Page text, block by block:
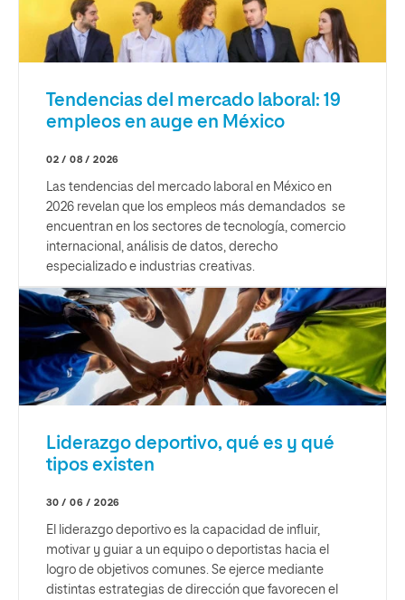
Tendencias del mercado laboral: 19
empleos en auge en México
02 / 08 / 2026
Las tendencias del mercado laboral en México en
2026 revelan que los empleos más demandados se
encuentran en los sectores de tecnología, comercio
internacional, análisis de datos, derecho
especializado e industrias creativas.
Liderazgo deportivo, qué es y qué
tipos existen
30 / 06 / 2026
El liderazgo deportivo es la capacidad de influir,
motivar y guiar a un equipo o deportistas hacia el
logro de objetivos comunes. Se ejerce mediante
distintas estrategias de dirección que favorecen el